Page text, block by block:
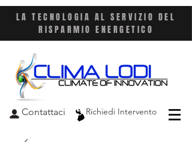
LA TECNOLOGIA AL SERVIZIO DEL
RISPARMIO ENERGETICO
Richiedi Intervento
Contattaci